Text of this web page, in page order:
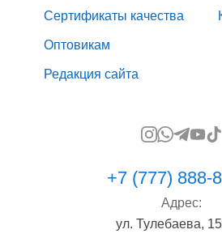
Сертификаты качества
Оптовикам
Редакция сайта
+7 (777) 888-
Адрес:
ул. Тулебаева,